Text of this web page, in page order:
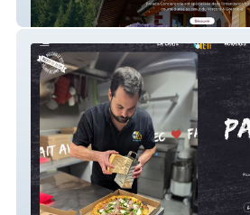
Paradis Conciergerie